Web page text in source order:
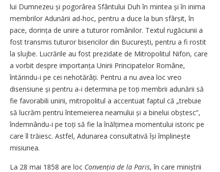
lui Dumnezeu și pogorârea Sfântului Duh în mintea și în inima
membrilor Adunării ad-hoc, pentru a duce la bun sfârșit, în
pace, dorința de unire a tuturor românilor. Textul rugăciunii a
fost transmis tuturor bisericilor din București, pentru a fi rostit
la slujbe. Lucrările au fost prezidate de Mitropolitul Nifon, care
a vorbit despre importanța Unirii Principatelor Române,
întărindu-i pe cei nehotărâți. Pentru a nu avea loc vreo
disensiune și pentru a-i determina pe toți membrii adunării să
fie favorabili unirii, mitropolitul a accentuat faptul că „trebuie
să lucrăm pentru întemeierea neamului și a binelui obștesc”,
îndemnându-i pe toți să fie la înălțimea momentului istoric pe
care îl trăiesc. Astfel, Adunarea consultativă își împlinește
misiunea.
La 28 mai 1858 are loc Convenția de la Paris, în care miniștrii